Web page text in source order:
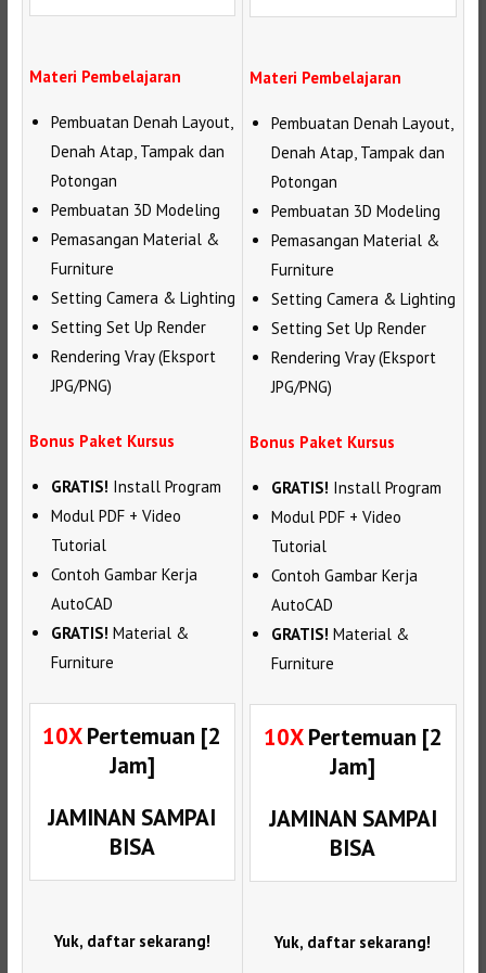
Materi Pembelajaran
Pembuatan Denah Layout,
Denah Atap, Tampak dan
Potongan
Pembuatan 3D Modeling
Pemasangan Material &
Furniture
Setting Camera & Lighting
Setting Set Up Render
Rendering Vray (Eksport
JPG/PNG)
Bonus Paket Kursus
GRATIS! Install Program
Modul PDF + Video
Tutorial
Contoh Gambar Kerja
AutoCAD
GRATIS! Material &
Furniture
10XPertemuan [2
Jam]
JAMINAN SAMPAI
BISA
Yuk, daftar sekarang!
Materi Pembelajaran
Pembuatan Denah Layout,
Denah Atap, Tampak dan
Potongan
Pembuatan 3D Modeling
Pemasangan Material &
Furniture
Setting Camera & Lighting
Setting Set Up Render
Rendering Vray (Eksport
JPG/PNG)
Bonus Paket Kursus
GRATIS! Install Program
Modul PDF + Video
Tutorial
Contoh Gambar Kerja
AutoCAD
GRATIS! Material &
Furniture
10XPertemuan [2
Jam]
JAMINAN SAMPAI
BISA
Yuk, daftar sekarang!